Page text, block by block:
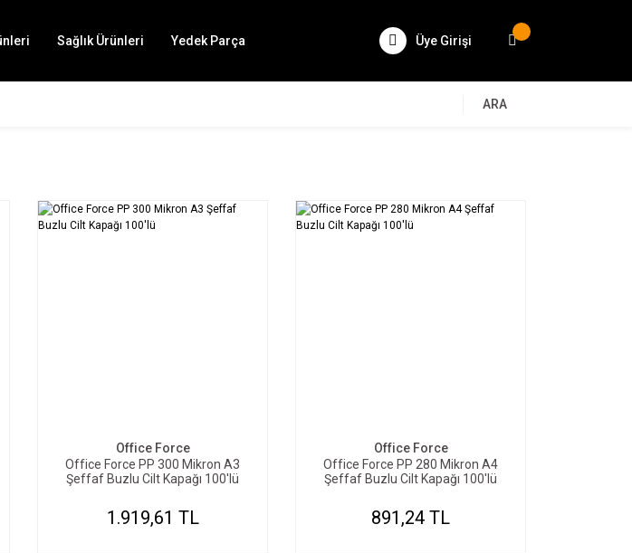
Sağlık Ürünleri Yedek Parça Üye Girişi
ARA
Office Force
Office Force PP 300 Mikron A3
Şeffaf Buzlu Cilt Kapağı 100'lü
1.919,61 TL
Office Force
Office Force PP 280 Mikron A4
Şeffaf Buzlu Cilt Kapağı 100'lü
891,24 TL